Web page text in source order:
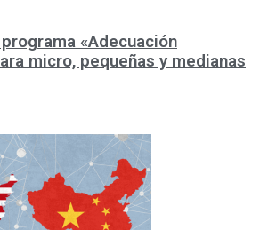
«Adecuación
micro, pequeñas y medianas